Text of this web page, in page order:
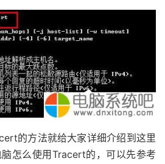
的方法就给大家详细介绍到这里
怎么使用Tracert的，可以先参考